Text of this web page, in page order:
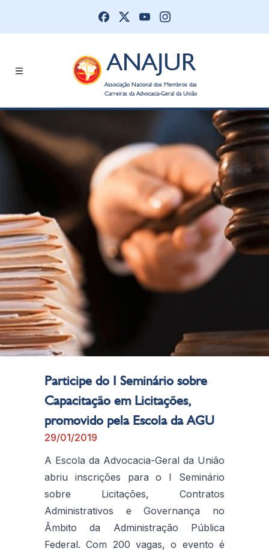
ANAJUR
Associação Nacional dos Membros das
Carreiras da Advocacia-Geral da União
Participe do I Seminário sobre
Capacitação em Licitações,
promovido pela Escola da AGU
29/01/2019
A Escola da Advocacia-Geral da União
abriu inscrições para o I Seminário
sobre Licitações, Contratos
Administrativos e Governança no
Âmbito da Administração Pública
Federal. Com 200 vagas, o evento é